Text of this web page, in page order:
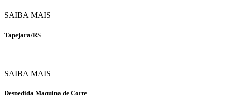
SAIBA MAIS
Tapejara/RS
SAIBA MAIS
Despedida Maquina de Corte